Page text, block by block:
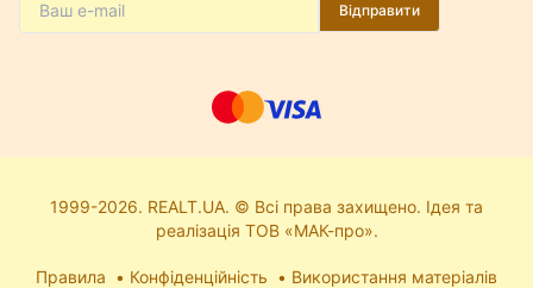
Відправити
1999-2026. REALT.UA. © Всі права захищено. Ідея та
реалізація ТОВ «МАК-про».
Правила Конфіденційність Використання матеріалів